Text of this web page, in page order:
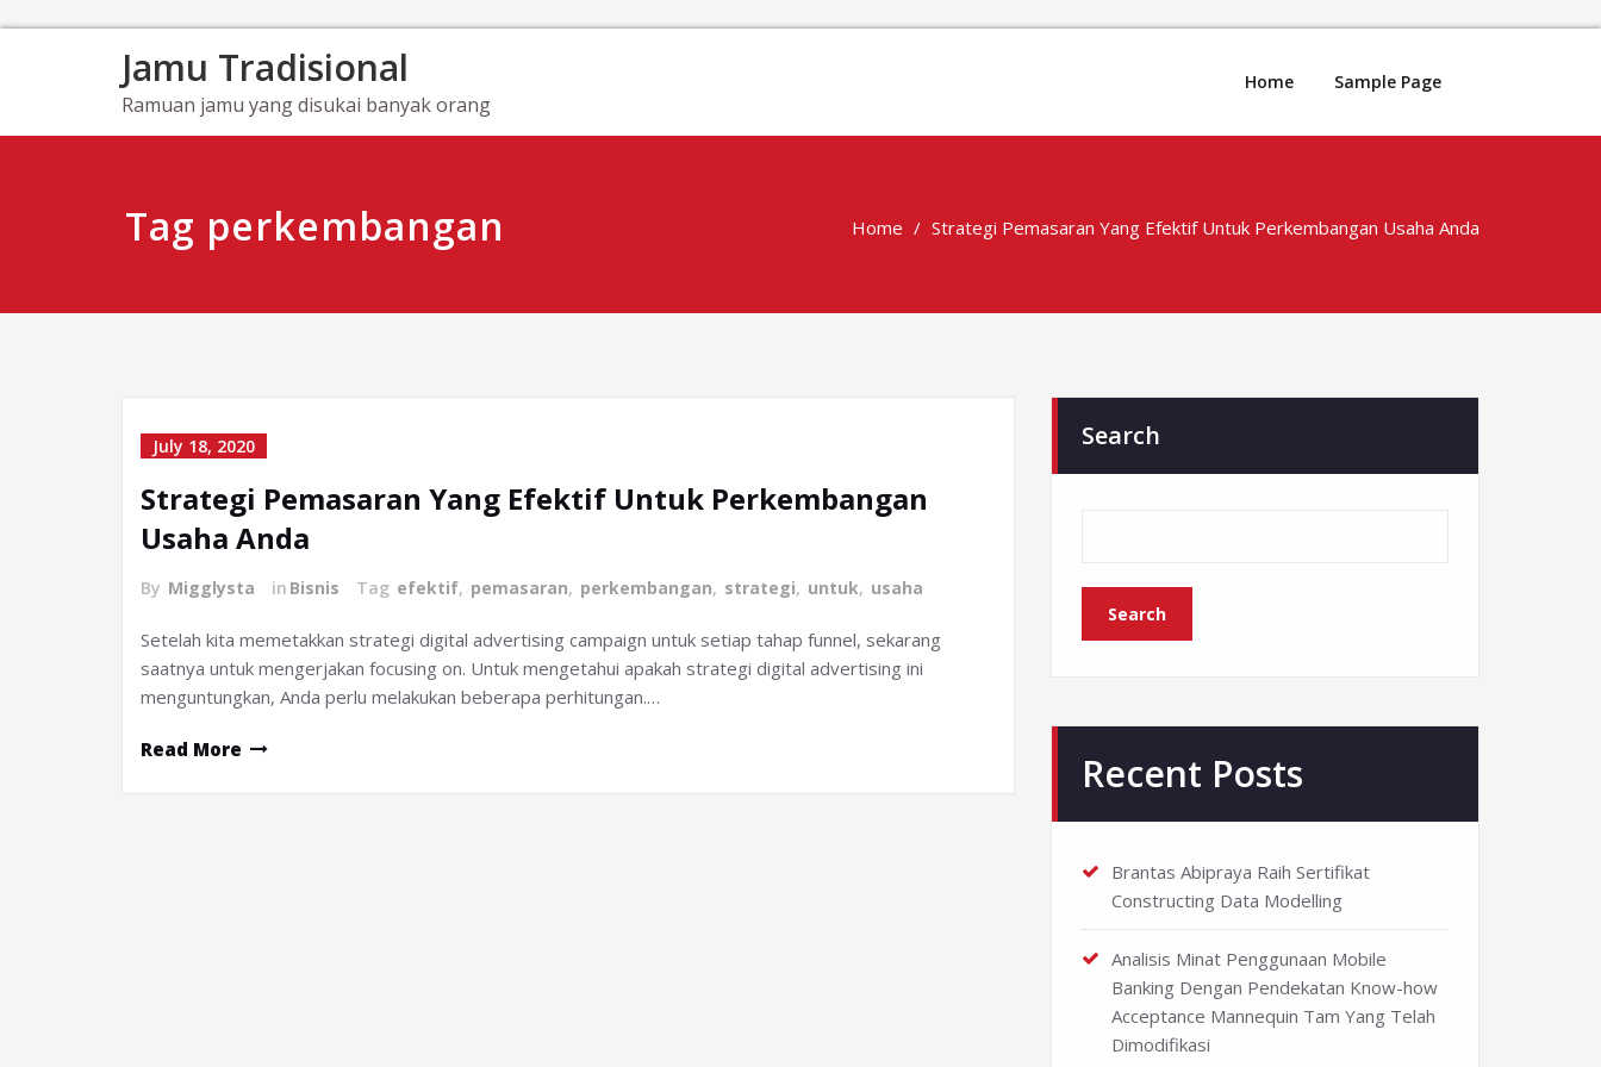
Jamu Tradisional
Ramuan jamu yang disukai banyak orang
Home Sample Page
Tag perkembangan Home Strategi Pemasaran Yang Efektif Untuk Perkembangan Usaha Anda
July 18, 2020
Strategi Pemasaran Yang Efektif Untuk Perkembangan
Usaha Anda
By Migglysta in Bisnis Tag efektif, pemasaran, perkembangan, strategi, untuk, usaha
Setelah kita memetakkan strategi digital advertising campaign untuk setiap tahap funnel, sekarang
saatnya untuk mengerjakan focusing on. Untuk mengetahui apakah strategi digital advertising ini
menguntungkan, Anda perlu melakukan beberapa perhitungan.…
Read More
Search
Search
Recent Posts
Brantas Abipraya Raih Sertifikat
Constructing Data Modelling
Analisis Minat Penggunaan Mobile
Banking Dengan Pendekatan Know-how
Acceptance Mannequin Tam Yang Telah
Dimodifikasi